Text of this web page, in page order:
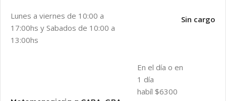
Lunes a viernes de 10:00 a
17:00hs y Sabados de 10:00 a
13:00hs
Sin cargo
En el día o en
1 día
habíl $6300